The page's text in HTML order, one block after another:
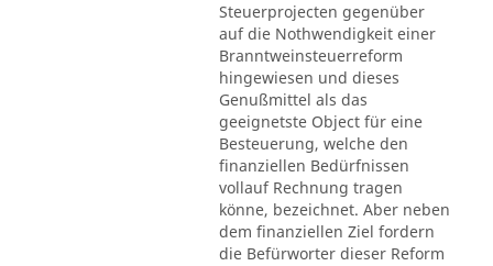
Steuerprojecten gegenüber
auf die Nothwendigkeit einer
Branntweinsteuerreform
hingewiesen und dieses
Genußmittel als das
geeignetste Object für eine
Besteuerung, welche den
finanziellen Bedürfnissen
vollauf Rechnung tragen
könne, bezeichnet. Aber neben
dem finanziellen Ziel fordern
die Befürworter dieser Reform